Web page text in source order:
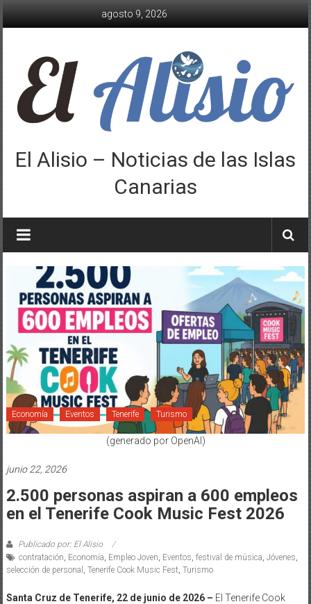
agosto 9, 2026
El Alisio – Noticias de las Islas
Canarias
Economía Eventos Tenerife Turismo
(generado por OpenAI)
junio 22, 2026
2.500 personas aspiran a 600 empleos
en el Tenerife Cook Music Fest 2026
Publicado por: El Alisio
contratación Economía Empleo Joven Eventos festival de música Jóvenes
selección de personal
Tenerife Cook Music Fest Turismo
Santa Cruz de Tenerife, 22 de junio de 2026 – El Tenerife Cook